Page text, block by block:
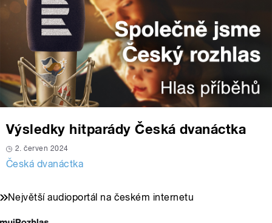
Výsledky hitparády Česká dvanáctka
2. červen 2024
Česká dvanáctka
Největší audioportál na českém internetu